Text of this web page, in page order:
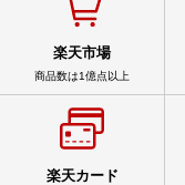
楽天市場
商品数は1億点以上
楽天カード